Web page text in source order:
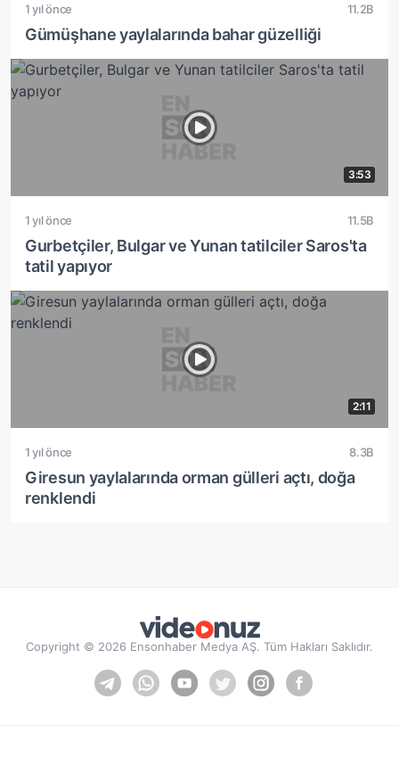
1 yıl önce 11.2B
Gümüşhane yaylalarında bahar güzelliği
3:53
1 yıl önce 11.5B
Gurbetçiler, Bulgar ve Yunan tatilciler Saros'ta
tatil yapıyor
2:11
1 yıl önce 8.3B
Giresun yaylalarında orman gülleri açtı, doğa
renklendi
Copyright © 2026 Ensonhaber Medya AŞ. Tüm Hakları Saklıdır.